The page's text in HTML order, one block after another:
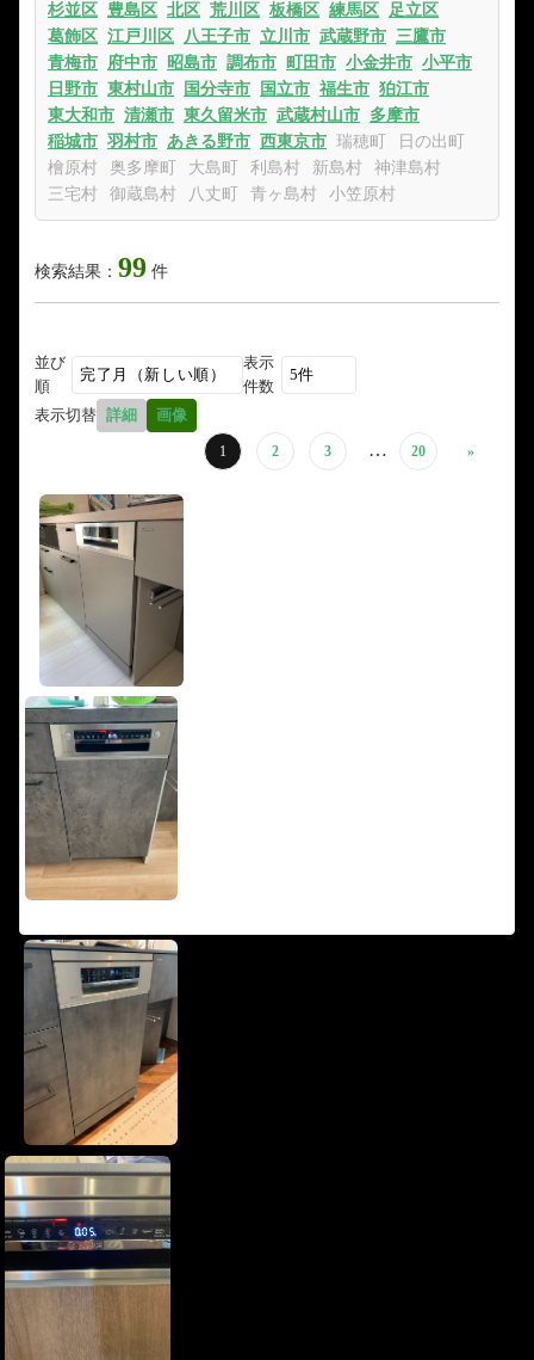
杉並区 豊島区 北区 荒川区 板橋区 練馬区 足立区
葛飾区 江戸川区 八王子市 立川市 武蔵野市 三鷹市
青梅市 府中市 昭島市 調布市 町田市 小金井市 小平市
日野市 東村山市 国分寺市 国立市 福生市 狛江市
東大和市 清瀬市 東久留米市 武蔵村山市 多摩市
稲城市 羽村市 あきる野市 西東京市 瑞穂町
日の出町
檜原村
奥多摩町 大島町 利島村 新島村
神津島村
三宅村
御蔵島村 八丈町 青ヶ島村 小笠原村
検索結果： 99 件
並び
順
表示
件数
表示切替 詳細 画像
1 2 3 … 20 »